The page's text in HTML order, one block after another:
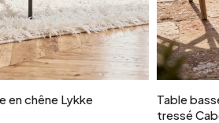
en chêne Lykke
Table
tressé